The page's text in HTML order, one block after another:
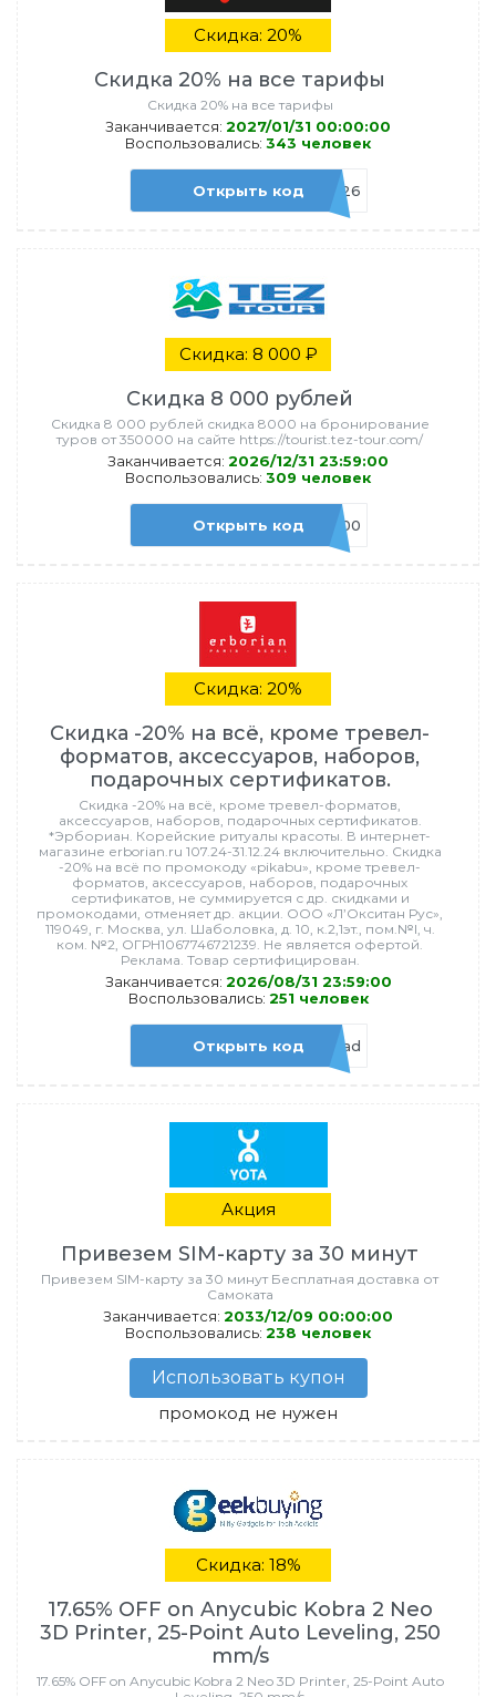
Скидка: 20%
Скидка 20% на все тарифы
Скидка 20% на все тарифы
Заканчивается: 2027/01/31 00:00:00
Воспользовались: 343 человек
Открыть кодadbonus2026
Скидка: 8 000 ₽
Скидка 8 000 рублей
Скидка 8 000 рублей скидка 8000 на бронирование
туров от 350000 на сайте https://tourist.tez-tour.com/
Заканчивается: 2026/12/31 23:59:00
Воспользовались: 309 человек
Открыть кодADM8000
Скидка: 20%
Скидка -20% на всё, кроме тревел-
форматов, аксессуаров, наборов,
подарочных сертификатов.
Скидка -20% на всё, кроме тревел-форматов,
аксессуаров, наборов, подарочных сертификатов.
*Эрбориан. Корейские ритуалы красоты. В интернет-
магазине erborian.ru 107.24-31.12.24 включительно. Скидка
-20% на всё по промокоду «pikabu», кроме тревел-
форматов, аксессуаров, наборов, подарочных
сертификатов, не суммируется с др. скидками и
промокодами, отменяет др. акции. ООО «Л’Окситан Рус»,
119049, г. Москва, ул. Шаболовка, д. 10, к.2,1эт., пом.№I, ч.
ком. №2, ОГРН1067746721239. Не является офертой.
Реклама. Товар сертифицирован.
Заканчивается: 2026/08/31 23:59:00
Воспользовались: 251 человек
Открыть кодadmitad
Акция
Привезем SIM-карту за 30 минут
Привезем SIM-карту за 30 минут Бесплатная доставка от
Самоката
Заканчивается: 2033/12/09 00:00:00
Воспользовались: 238 человек
Использовать купон
промокод не нужен
Скидка: 18%
17.65% OFF on Anycubic Kobra 2 Neo
3D Printer, 25-Point Auto Leveling, 250
mm/s
17.65% OFF on Anycubic Kobra 2 Neo 3D Printer, 25-Point Auto